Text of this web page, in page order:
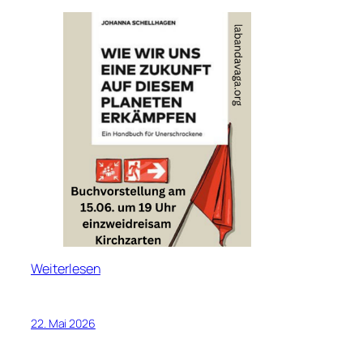
Weiterlesen
22. Mai 2026